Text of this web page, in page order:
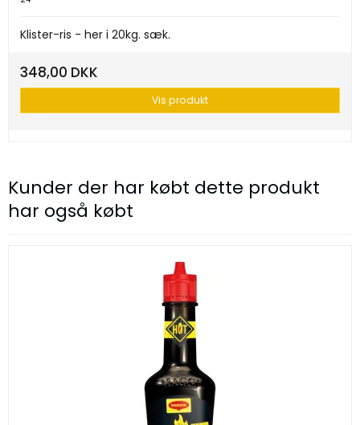
Klister-ris - her i 20kg. sæk.
348,00 DKK
Vis produkt
Kunder der har købt dette produkt
har også købt